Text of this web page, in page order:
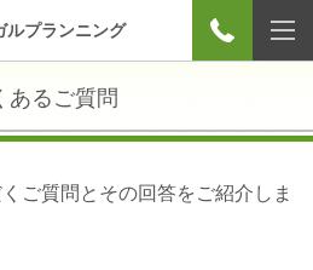
ルプランニング
あるご質問
ご質問とその回答をご紹介しま